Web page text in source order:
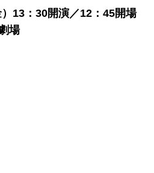
13：30開演／12：45開場
場